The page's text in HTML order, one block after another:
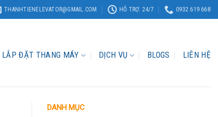
THANHTIENELEVATOR@GMAIL.COM HỖ TRỢ: 24/7 0932 619 668
LẮP ĐẶT THANG MÁY DỊCH VỤ BLOGS LIÊN HỆ
DANH MỤC